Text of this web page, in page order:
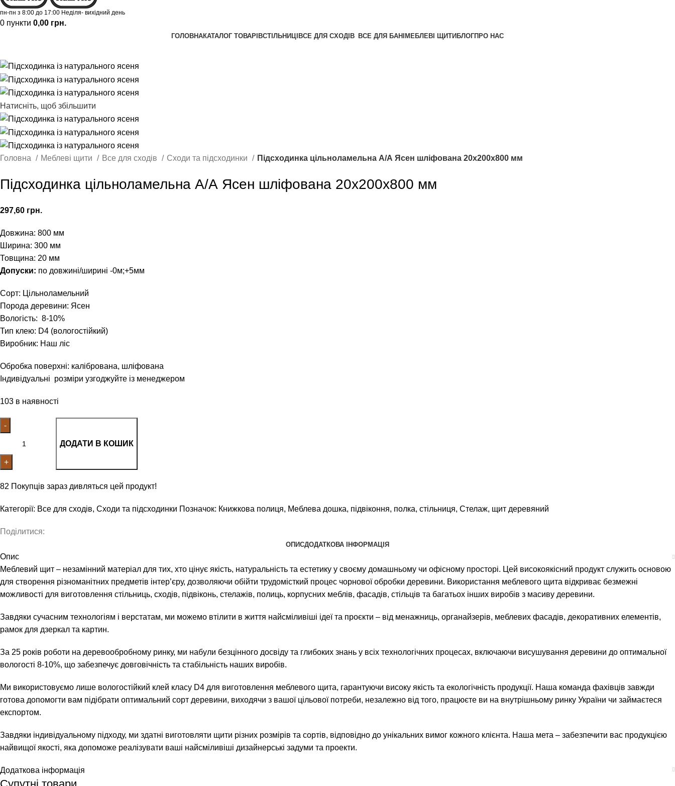
пн-пн з 8:00 до 17:00 Неділя- вихідний день
0 пункти 0,00 грн.
ГОЛОВНАКАТАЛОГ ТОВАРІВСТІЛЬНИЦІ ВСЕ ДЛЯ СХОДІВ ВСЕ ДЛЯ БАНІ МЕБЛЕВІ ЩИТИ БЛОГПРО НАС
Натисніть, щоб збільшити
Головна Меблеві щити Все для сходів Сходи та підсходинки Підсходинка цільноламельна А/А Ясен шліфована 20х200х800 мм
Підсходинка цільноламельна А/А Ясен шліфована 20х200х800 мм
297,60 грн.
Довжина: 800 мм
Ширина: 300 мм
Товщина: 20 мм
Допуски: по довжині/ширині -0м;+5мм
Сорт: Цільноламельний
Порода деревини: Ясен
Вологість: 8-10%
Тип клею: D4 (вологостійкий)
Виробник: Наш ліс
Обробка поверхні: калібрована, шліфована
Індивідуальні розміри узгоджуйте із менеджером
103 в наявності
Підсходинка цільноламельна А/А Ясен шліфована 20х200х800 мм кількість
ДОДАТИ В КОШИК
82 Покупців зараз дивляться цей продукт!
Категорії: Все для сходів, Сходи та підсходинки Позначок: Книжкова полиця, Меблева дошка, підвіконня, полка, стільниця, Стелаж, щит деревяний
Поділитися:
ОПИСДОДАТКОВА ІНФОРМАЦІЯ
Опис
Меблевий щит – незамінний матеріал для тих, хто цінує якість, натуральність та естетику у своєму домашньому чи офісному просторі. Цей високоякісний продукт служить основою
для створення різноманітних предметів інтер’єру, дозволяючи обійти трудомісткий процес чорнової обробки деревини. Використання меблевого щита відкриває безмежні
можливості для виготовлення стільниць, сходів, підвіконь, стелажів, полиць, корпусних меблів, фасадів, стільців та багатьох інших виробів з масиву деревини.
Завдяки сучасним технологіям і верстатам, ми можемо втілити в життя найсміливіші ідеї та проєкти – від менажниць, органайзерів, меблевих фасадів, декоративних елементів,
рамок для дзеркал та картин.
За 25 років роботи на деревообробному ринку, ми набули безцінного досвіду та глибоких знань у всіх технологічних процесах, включаючи висушування деревини до оптимальної
вологості 8-10%, що забезпечує довговічність та стабільність наших виробів.
Ми використовуємо лише вологостійкий клей класу D4 для виготовлення меблевого щита, гарантуючи високу якість та екологічність продукції. Наша команда фахівців завжди
готова допомогти вам підібрати оптимальний сорт деревини, виходячи з вашої цільової потреби, незалежно від того, працюєте ви на внутрішньому ринку України чи займаєтеся
експортом.
Завдяки індивідуальному підходу, ми здатні виготовляти щити різних розмірів та сортів, відповідно до унікальних вимог кожного клієнта. Наша мета – забезпечити вас продукцією
найвищої якості, яка допоможе реалізувати ваші найсміливіші дизайнерські задуми та проекти.
Додаткова інформація